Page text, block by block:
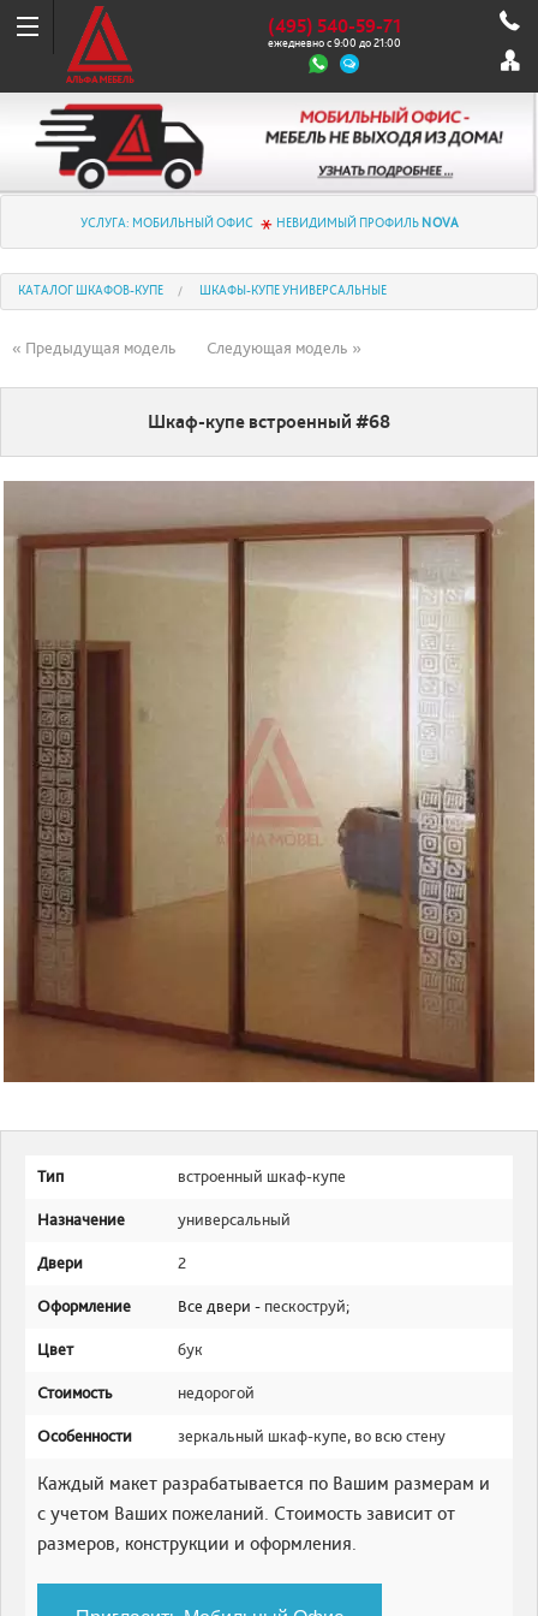
(495) 540-59-71
ежедневно с 9:00 до 21:00
УСЛУГА: МОБИЛЬНЫЙ ОФИС НЕВИДИМЫЙ ПРОФИЛЬ NOVA
КАТАЛОГ ШКАФОВ-КУПЕ ШКАФЫ-КУПЕ УНИВЕРСАЛЬНЫЕ
« Предыдущая модель Следующая модель »
Шкаф-купе встроенный #68
Тип встроенный шкаф-купе
Назначение универсальный
Двери 2
Оформление Все двери - пескоструй;
Цвет бук
Стоимость недорогой
Особенности зеркальный шкаф-купе, во всю стену
Каждый макет разрабатывается по Вашим размерам и
с учетом Ваших пожеланий. Стоимость зависит от
размеров, конструкции и оформления.